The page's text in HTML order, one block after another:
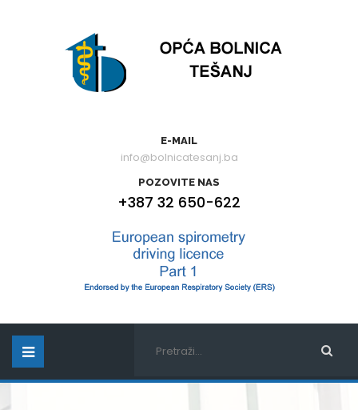
E-MAIL
info@bolnicatesanj.ba
POZOVITE NAS
+387 32 650-622